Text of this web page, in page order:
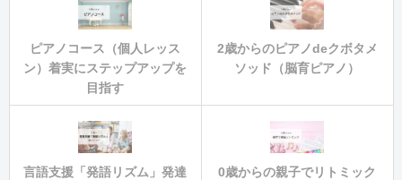
ピアノコース（個人レッス
ン）着実にステップアップを
目指す
2歳からのピアノdeクボタメ
ソッド（脳育ピアノ）
言語支援「発語リズム」発達
0歳からの親子でリトミック